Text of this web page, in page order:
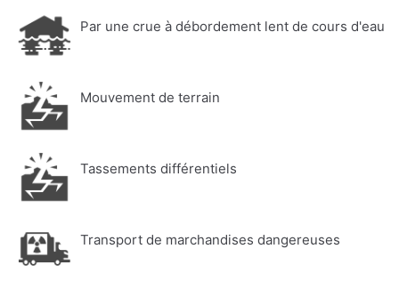
Par une crue à débordement lent de cours d'eau
Mouvement de terrain
Tassements différentiels
Transport de marchandises dangereuses